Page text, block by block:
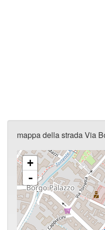
mappa della strada Via
+
-